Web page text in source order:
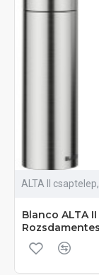
ALTA II
Blanco ALTA